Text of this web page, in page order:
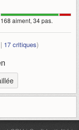
168 aiment, 34 pas.
17 critiques)